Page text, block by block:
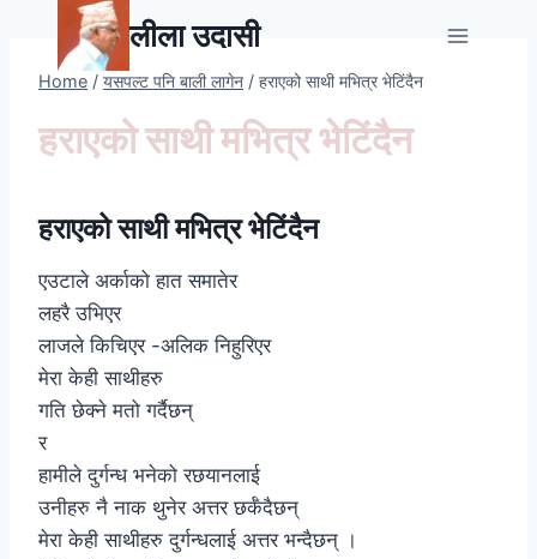
content
लीला उदासी
Home / यसपल्ट पनि बाली लागेन / हराएको साथी मभित्र भेटिंदैन
हराएको साथी मभित्र भेटिंदैन
हराएको साथी मभित्र भेटिंदैन
एउटाले अर्काको हात समातेर
लहरै उभिएर
लाजले किचिएर -अलिक निहुरिएर
मेरा केही साथीहरु
गति छेक्ने मतो गर्दैछन्
र
हामीले दुर्गन्ध भनेको रछयानलाई
उनीहरु नै नाक थुनेर अत्तर छर्कँदैछन्
मेरा केही साथीहरु दुर्गन्धलाई अत्तर भन्दैछन् ।